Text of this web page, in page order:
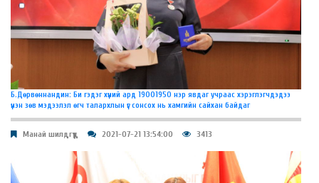
Б.Дөрвөннандин: Би гэдэг хүний ард 19001950 нэр явдаг учраас хэрэглэгчдэдээ
үнэн зөв мэдээлэл өгч талархлын үг сонсох нь хамгийн сайхан байдаг
Манай шилдгүүд 2021-07-21 13:54:00 3413